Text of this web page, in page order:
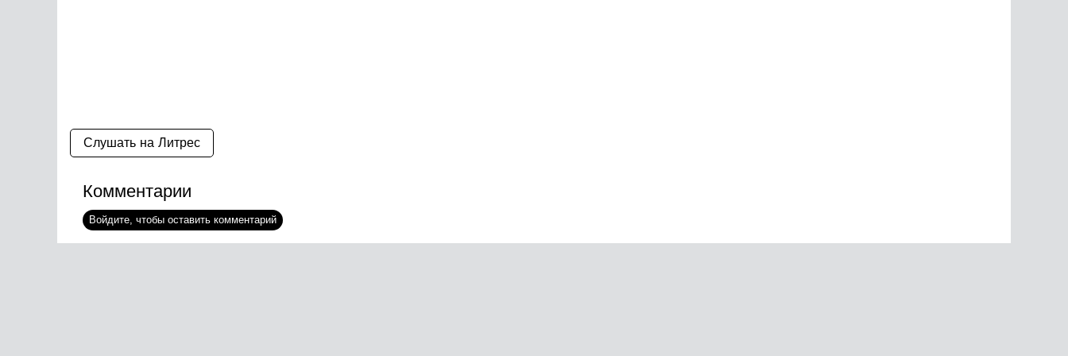
Слушать на Литрес
Комментарии
Войдите, чтобы оставить комментарий